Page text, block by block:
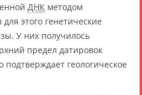
ДНК методом
этого генетические
У них получилось
предел датировок
подтверждает геологическое